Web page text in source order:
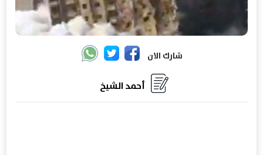
شارك الان
أحمد الشيخ